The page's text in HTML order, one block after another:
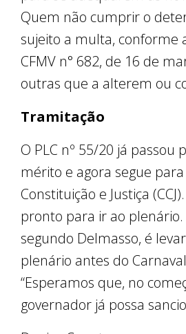
Quem não cumprir o
sujeito a multa, conforme
CFMV n° 682, de 16 de
outras que a alterem ou
Tramitação
O PLC nº 55/20 já passou
mérito e agora segue
Constituição e Justiça
pronto para ir ao plenário.
segundo Delmasso, é
plenário antes do
“Esperamos que, no
governador já possa